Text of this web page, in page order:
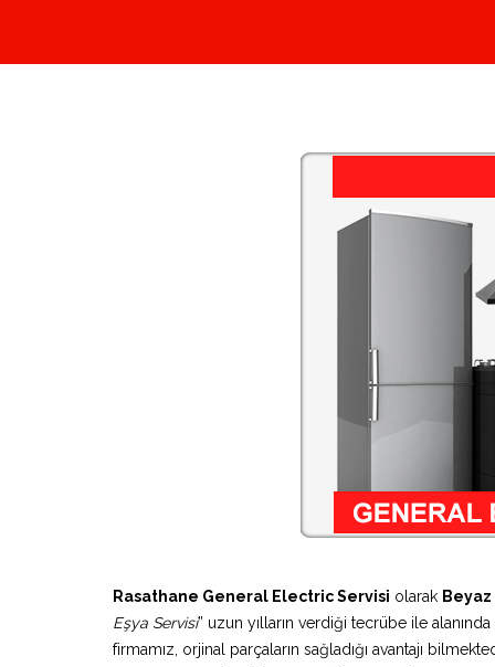
Rasathane General Electric Servisi olarak
Eşya Servisi” uzun yılların verdiği tecrübe ile
firmamız, orjinal parçaların sağladığı avantajı